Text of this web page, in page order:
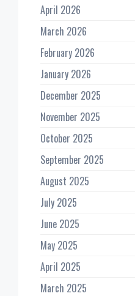
April 2026
March 2026
February 2026
January 2026
December 2025
November 2025
October 2025
September 2025
August 2025
July 2025
June 2025
May 2025
April 2025
March 2025